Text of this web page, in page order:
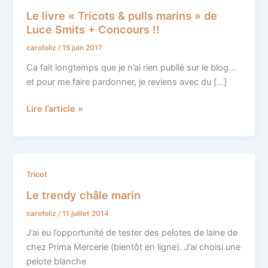
Le livre « Tricots & pulls marins » de
Luce Smits + Concours !!
carofoliz /15 juin 2017
Ca fait longtemps que je n’ai rien publié sur le blog…
et pour me faire pardonner, je reviens avec du […]
« Tricots
&
pulls
marins »
de
Smits
Lire l’article »
Tricot
Le trendy châle marin
carofoliz /11 juillet 2014
J’ai eu l’opportunité de tester des pelotes de laine de
chez Prima Mercerie (bientôt en ligne). J’ai choisi une
pelote blanche
Le
châle
marin